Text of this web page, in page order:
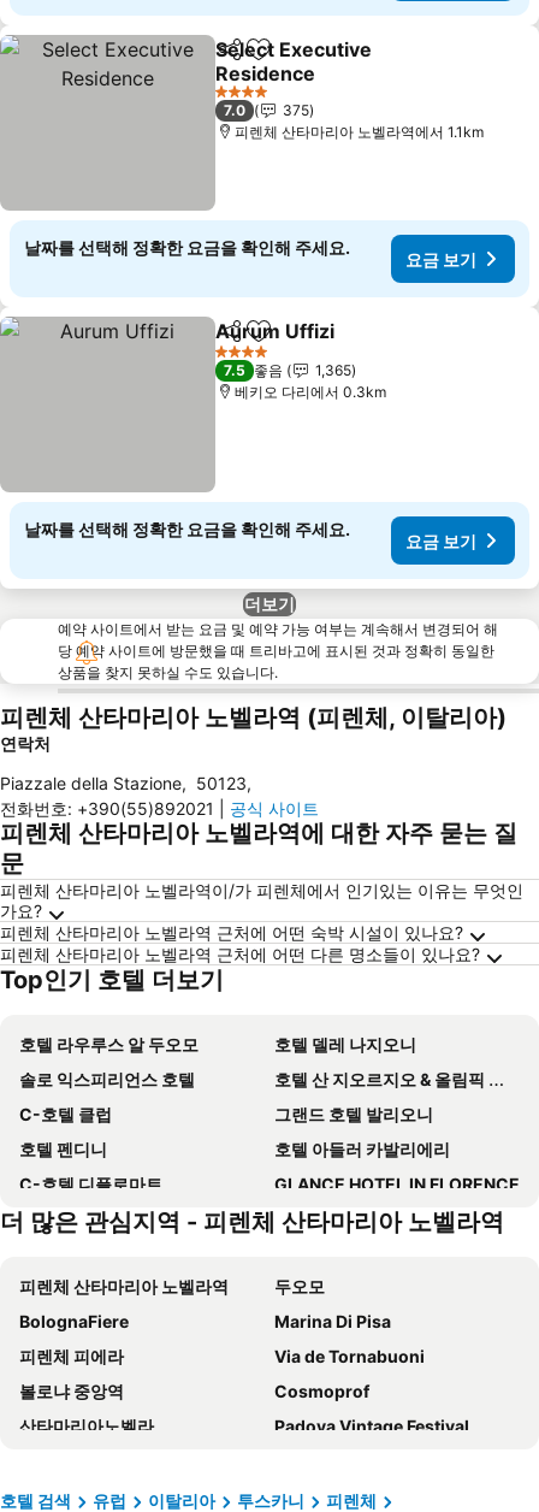
공유 즐겨찾기에 추가
Select Executive
Residence
4 성급
7.0
375
피렌체 산타마리아 노벨라역에서 1.1km
날짜를 선택해 정확한 요금을 확인해 주세요.
요금 보기
공유 즐겨찾기에 추가
Aurum Uffizi
4 성급
7.5 좋음
1,365
베키오 다리에서 0.3km
날짜를 선택해 정확한 요금을 확인해 주세요.
요금 보기
더보기
예약 사이트에서 받는 요금 및 예약 가능 여부는 계속해서 변경되어 해
당 예약 사이트에 방문했을 때 트리바고에 표시된 것과 정확히 동일한
상품을 찾지 못하실 수도 있습니다.
피렌체 산타마리아 노벨라역 (피렌체, 이탈리아)
연락처
Piazzale della Stazione, 50123,
전화번호: +390(55)892021 공식 사이트
피렌체 산타마리아 노벨라역에 대한 자주 묻는 질
문
피렌체 산타마리아 노벨라역이/가 피렌체에서 인기있는 이유는 무엇인
가요?
피렌체 산타마리아 노벨라역 근처에 어떤 숙박 시설이 있나요?
피렌체 산타마리아 노벨라역 근처에 어떤 다른 명소들이 있나요?
Top인기 호텔 더보기
호텔 라우루스 알 두오모
호텔 델레 나지오니
솔로 익스피리언스 호텔
호텔 산 지오르지오 & 올림픽 피렌체
C-호텔 클럽
그랜드 호텔 발리오니
호텔 펜디니
호텔 아들러 카발리에리
C-호텔 디플로마트
GLANCE HOTEL IN FLORENCE
Hotel Luxor Florence
호텔 쿠르살 오소니아
호텔 비갈로
호텔 빌라니
호텔 아테네움
Hotel Duomo Firenze
호텔 애틀랜틱 팰리스
C-호텔 암바시아토리
Hotel Alinari
그랜드 호텔 카부르
호텔 베르치엘리
호텔 누오바 이탈리아
호텔 코스 탄 티니
그랜드 호텔 미네르바
더 많은 관심지역 - 피렌체 산타마리아 노벨라역
피렌체 산타마리아 노벨라역
두오모
BolognaFiere
Marina Di Pisa
피렌체 피에라
Via de Tornabuoni
볼로냐 중앙역
Cosmoprof
산타마리아노벨라
Padova Vintage Festival
Port of Genova
베키오 다리
호텔 검색 유럽 이탈리아 투스카니
피렌체